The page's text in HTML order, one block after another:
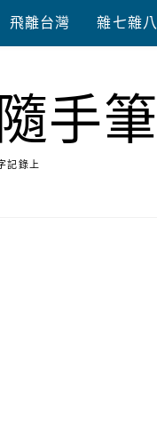
飛離台灣 雜七雜八
手
記錄上